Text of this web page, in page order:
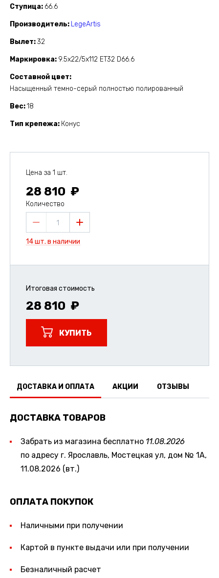
Ступица 66.6
Производитель LegeArtis
Вылет 32
Маркировка 9.5x22/5x112 ET32 D66.6
Составной цвет
Насыщенный темно-серый полностью полированный
Вес 18
Тип крепежа Конус
Цена за 1 шт.
28 810
Количество
1
14 шт. в наличии
Итоговая стоимость
28 810
КУПИТЬ
ДОСТАВКА И ОПЛАТА АКЦИИ ОТЗЫВЫ
ДОСТАВКА ТОВАРОВ
Забрать из магазина бесплатно 11.08.2026
по адресу г. Ярославль, Мостецкая ул, дом № 1А,
11.08.2026 (вт.)
ОПЛАТА ПОКУПОК
Наличными при получении
Картой в пункте выдачи или при получении
Безналичный расчет